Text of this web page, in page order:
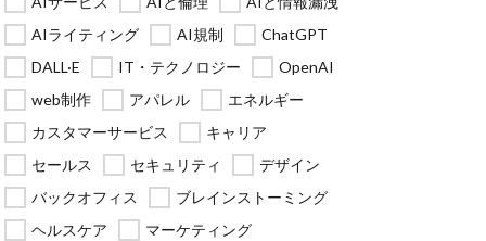
AIライティング
AI規制
ChatGPT
DALL·E
IT・テクノロジー
OpenAI
web制作
アパレル
エネルギー
カスタマーサービス
キャリア
セールス
セキュリティ
デザイン
バックオフィス
ブレインストーミング
ヘルスケア
マーケティング